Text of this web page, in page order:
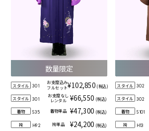
数量限定
スタイル 301
お支度込み
フルセット¥102,850 (税込)
スタイル 301
お支度なし
レンタル
¥66,550 (税込)
着物 S35 着物単品 ¥47,300 (税込)
袴 H92 袴単品 ¥24,200 (税込)
スタイル 302
スタイル 302
着物 S101
袴 H13